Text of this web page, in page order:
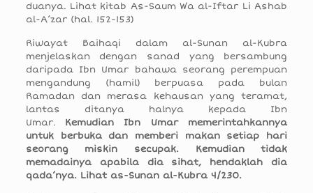
duanya. Lihat kitab As-Saum Wa al-Iftar Li Ashab
al-A’zar (hal. 152-153)
Riwayat Baihaqi dalam al-Sunan al-Kubra
menjelaskan dengan sanad yang bersambung
daripada Ibn Umar bahawa seorang perempuan
mengandung (hamil) berpuasa pada bulan
Ramadan dan merasa kehausan yang teramat,
lantas ditanya halnya kepada Ibn
Umar. Kemudian Ibn Umar memerintahkannya
untuk berbuka dan memberi makan setiap hari
seorang miskin secupak. Kemudian tidak
memadainya apabila dia sihat, hendaklah dia
qada’nya. Lihat as-Sunan al-Kubra 4/230.